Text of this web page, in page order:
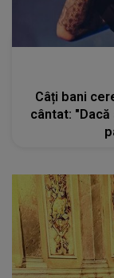
Câți bani
cântat: